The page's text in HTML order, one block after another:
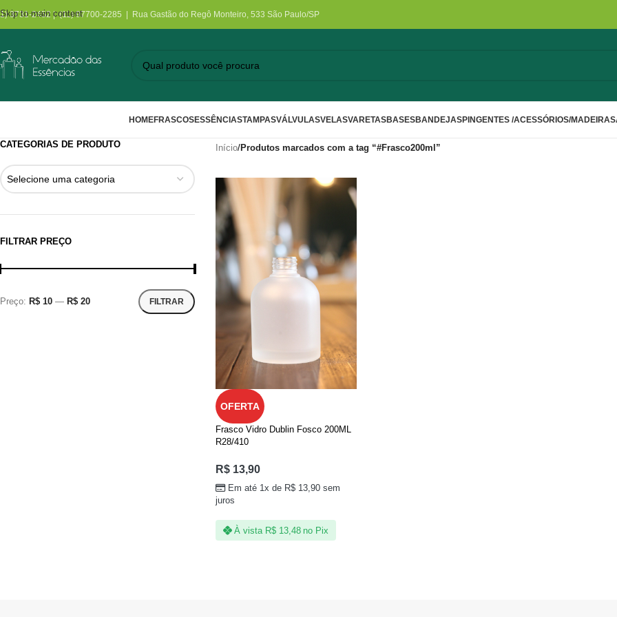
Skip to main content
3731-2452 | (11) 97700-2285 | Rua Gastão do Regô Monteiro, 533 São Paulo/SP
HOMEFRASCOSESSÊNCIASTAMPASVÁLVULASVELASVARETASBASESBANDEJASPINGENTES /ACESSÓRIOS/MADEIRA
CATEGORIAS DE PRODUTO
Selecione uma categoria
FILTRAR PREÇO
FILTRAR
Preço: R$ 10 — R$ 20
Início/Produtos marcados com a tag “#Frasco200ml”
OFERTA
Frasco Vidro Dublin Fosco 200ML
R28/410
R$13,90
Em até 1x de R$ 13,90 sem
juros
À vista R$13,48 no Pix